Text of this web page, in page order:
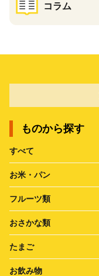
コラム
ものから探す
すべて
お米・パン
フルーツ類
おさかな類
たまご
お飲み物